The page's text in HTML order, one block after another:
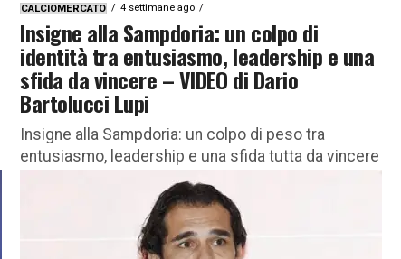
CALCIOMERCATO 4 settimane ago
Insigne alla Sampdoria: un colpo di
identità tra entusiasmo, leadership e una
sfida da vincere – VIDEO di Dario
Bartolucci Lupi
Insigne alla Sampdoria: un colpo di peso tra
entusiasmo, leadership e una sfida tutta da vincere
– VIDEO di Dario Bartolucci Lupi La Sampdoria